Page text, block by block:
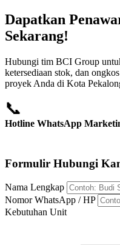
Dapatkan
Sekarang!
Hubungi tim BCI Group
ketersediaan stok, dan
proyek Anda di Kota
📞
Hotline WhatsApp
Formulir Hubungi
Nama Lengkap
Nomor WhatsApp / HP
Kebutuhan Unit